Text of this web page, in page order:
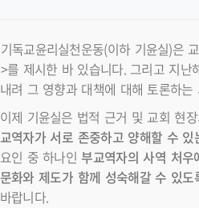
기독교윤리실천운동(이하 기윤실)은
>를 제시한 바 있습니다. 그리고 지
내려 그 영향과 대책에 대해 토론하는
이제 기윤실은 법적 근거 및 교회 현
교역자가 서로 존중하고 양해할 수 있
요인 중 하나인 부교역자의 사역 처
문화와 제도가 함께 성숙해갈 수 있도
바랍니다.